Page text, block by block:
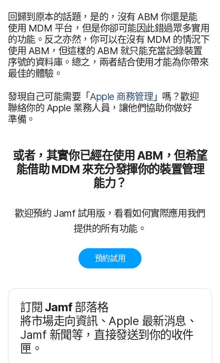
回歸​到​原本​的​話題，​是​的，​沒有ABM你​還是​能​
使用 MDM 平台，​但是​你​卻​可能​因此​錯​過眾多​實用​
的​功能。​反之​亦然，​你​可以​在​沒有MDM 的​情況​下​
使用 ABM ，​但​這樣​的 ABM 就​只​能​充當​記錄​裝置​
序號​的​資料庫。​總之，​兩​者​結合​使用​才​能​為​你​帶來​
最佳​的​體驗。
發現​自己​可能​需要​「Apple 商務​管理 」​嗎？​歡迎​
聯絡你​的 Apple 業務​人員，​讓​他們​協助​你​做​好​
準備。
或​者，​其實你​已經​在​使用 ABM ，​但​希望​
能​借助MDM 來​充分​發揮你​的​裝置​管理​
能力？
歡迎​預約 Jamf 試用版，​看看​如何​實際​應用​我們​
提供​的​所有​功能。
預約​試用
訂閱 Jamf部​落格
將​市場​走向​資訊、Apple 最​新​消息、
Jamf 新聞​等，​直接​發送​到​你​的​收件​
匣。